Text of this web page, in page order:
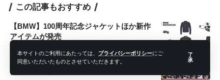
本サイトのご利用にあたっては、 プライバシーポリシーにご
同意いただいたものとさせていただきます。
了
承
この記事もおすすめ
【BMW】100周年記念ジャケットほか新作
アイテムが発売
2023年5月23日
【ホンダ】2024年型モンキー125はチェッ
ク柄シートが復活！